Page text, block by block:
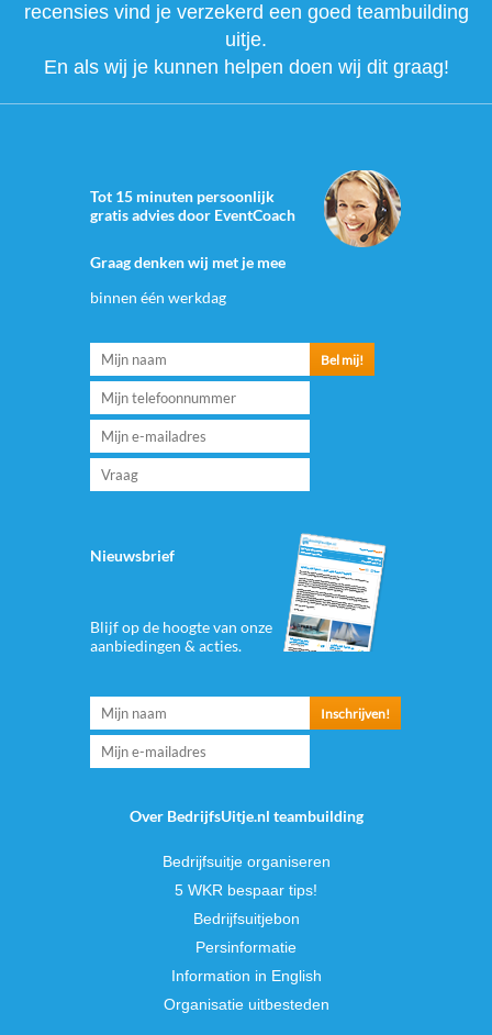
recensies vind je verzekerd een goed teambuilding
uitje.
En als wij je kunnen helpen doen wij dit graag!
Tot 15 minuten persoonlijk
gratis advies door EventCoach
Graag denken wij met je mee
binnen één werkdag
Nieuwsbrief
Blijf op de hoogte van onze
aanbiedingen & acties.
Over BedrijfsUitje.nl teambuilding
Bedrijfsuitje organiseren
5 WKR bespaar tips!
Bedrijfsuitjebon
Persinformatie
Information in English
Organisatie uitbesteden